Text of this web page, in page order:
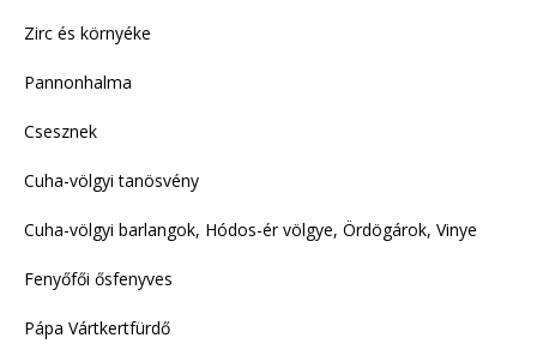
Zirc és környéke
Pannonhalma
Csesznek
Cuha-völgyi tanösvény
Cuha-völgyi barlangok, Hódos-ér völgye, Ördögárok, Vinye
Fenyőfői ősfenyves
Pápa Vártkertfürdő